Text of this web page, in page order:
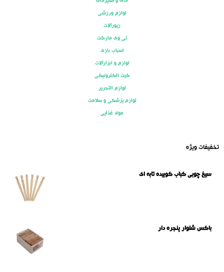
لوازم ورزشی
زیورآلات
تی وی مارکت
اسباب بازی
لوازم و ابزارآلات
کیت الکترونیکی
لوازم التحریر
لوازم پزشکی و سلامت
مواد غذایی
تخفیفات ویژه
سیخ چوبی کباب کوبیده تابه ای
باکس شلوار پنجره دار